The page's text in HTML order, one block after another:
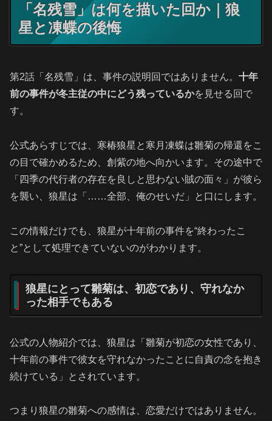
「名残雪」は何を描いた回か｜狼
星と凍蝶の後悔
第2話「名残雪」は、事件の説明回ではありません。 十年
前の事件が冬主従の中にどう残っているかを見せる回で
す。
公式あらすじでは、寒椿狼星と寒月凍蝶は雛菊の帰還をこ
の目で確かめるため、創紫の地へ向かいます。その途中で
「四季の代行者の存在を良しと思わない賊の面々」が彼ら
を襲い、狼星は「……全部、俺のせいだ」と口にします。
この情報だけでも、狼星が十年前の事件を“終わったこ
と”として処理できていないのがわかります。
狼星にとって雛菊は、初恋であり、守れなか
った相手でもある
公式の人物紹介では、狼星は「雛菊が初恋の女性であり、
十年前の事件で彼女を守れなかったことに自責の念を抱き
続けている」とされています。
つまり狼星の雛菊への感情は、恋愛だけではありません。